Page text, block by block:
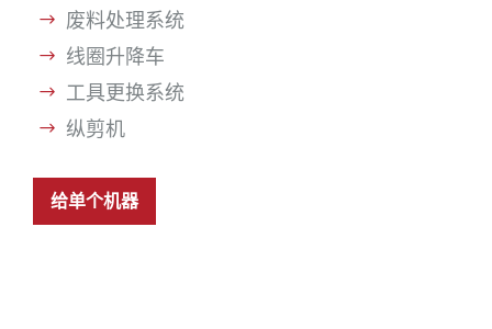
废料处理系统
线圈升降车
工具更换系统
纵剪机
给单个机器